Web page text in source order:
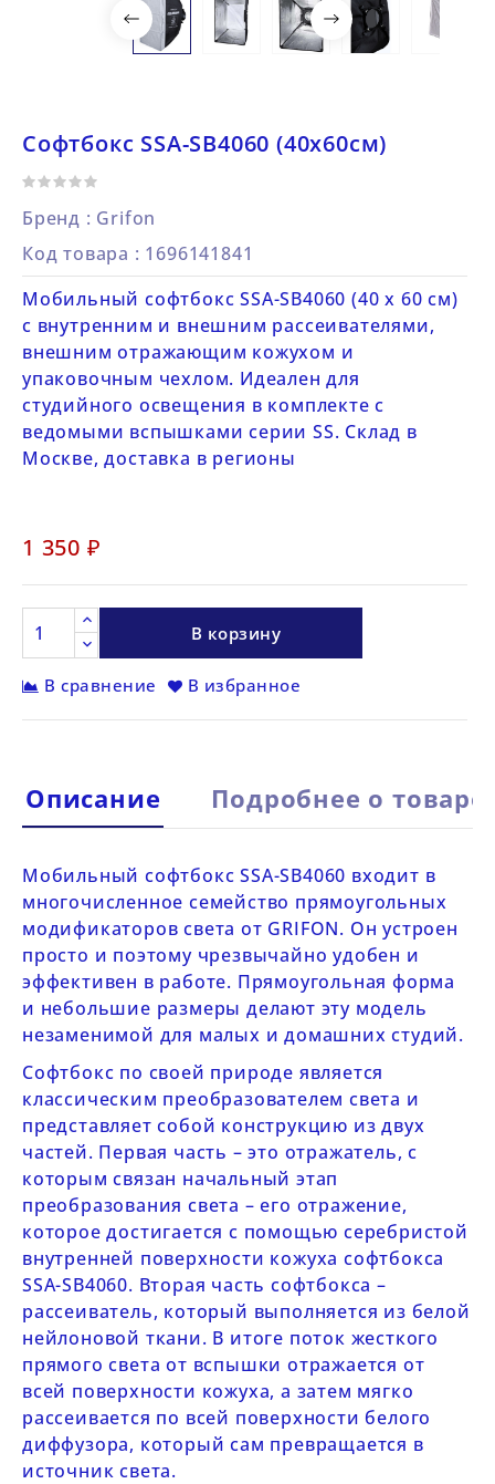
Софтбокс SSA-SB4060 (40х60см)
Бренд : Grifon
Код товара : 1696141841
Мобильный софтбокс SSA-SB4060 (40 х 60 см)
с внутренним и внешним рассеивателями,
внешним отражающим кожухом и
упаковочным чехлом. Идеален для
студийного освещения в комплекте с
ведомыми вспышками серии SS. Склад в
Москве, доставка в регионы
1 350 ₽
В корзину
В сравнение В избранное
Описание Подробнее о товаре
Мобильный софтбоксSSA-SB4060 входит в
многочисленное семейство прямоугольных
модификаторов света от GRIFON. Он устроен
просто и поэтому чрезвычайно удобен и
эффективен в работе. Прямоугольная форма
и небольшие размеры делают эту модель
незаменимой для малых и домашних студий.
Софтбокс по своей природе является
классическим преобразователем света и
представляет собой конструкцию из двух
частей. Первая часть – это отражатель, с
которым связан начальный этап
преобразования света – его отражение,
которое достигается с помощью серебристой
внутренней поверхности кожуха софтбокса
SSA-SB4060. Вторая часть софтбокса –
рассеиватель, который выполняется из белой
нейлоновой ткани. В итоге поток жесткого
прямого света от вспышки отражается от
всей поверхности кожуха, а затем мягко
рассеивается по всей поверхности белого
диффузора, который сам превращается в
источник света.